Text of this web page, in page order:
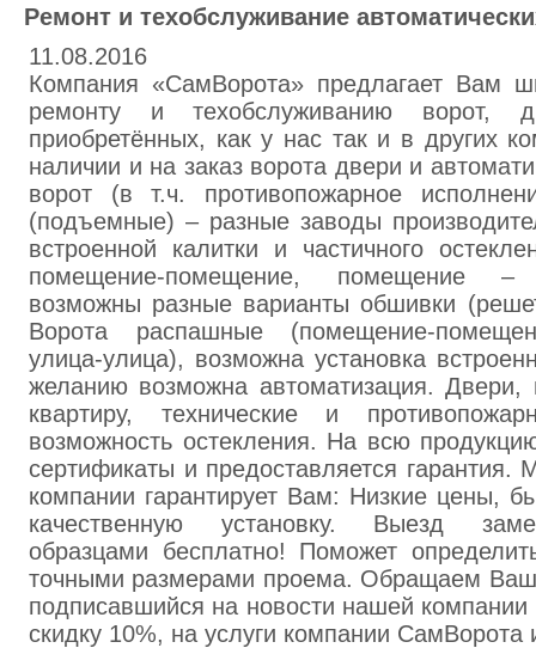
Ремонт и техобслуживание
11.08.2016
Компания «СамВорота» предлагает Вам
ремонту и техобслуживанию ворот,
приобретённых, как у нас так и в других
наличии и на заказ ворота двери и
ворот (в т.ч. противопожарное
(подъемные) – разные заводы
встроенной калитки и частичного
помещение-помещение, помещение –
возможны разные варианты обшивки
Ворота распашные (помещение-
улица-улица), возможна установка
желанию возможна автоматизация. Двери,
квартиру, технические и
возможность остекления. На всю
сертификаты и предоставляется гарантия.
компании гарантирует Вам: Низкие цены,
качественную установку. Выезд
образцами бесплатно! Поможет
точными размерами проема. Обращаем
подписавшийся на новости нашей компании
скидку 10%, на услуги компании